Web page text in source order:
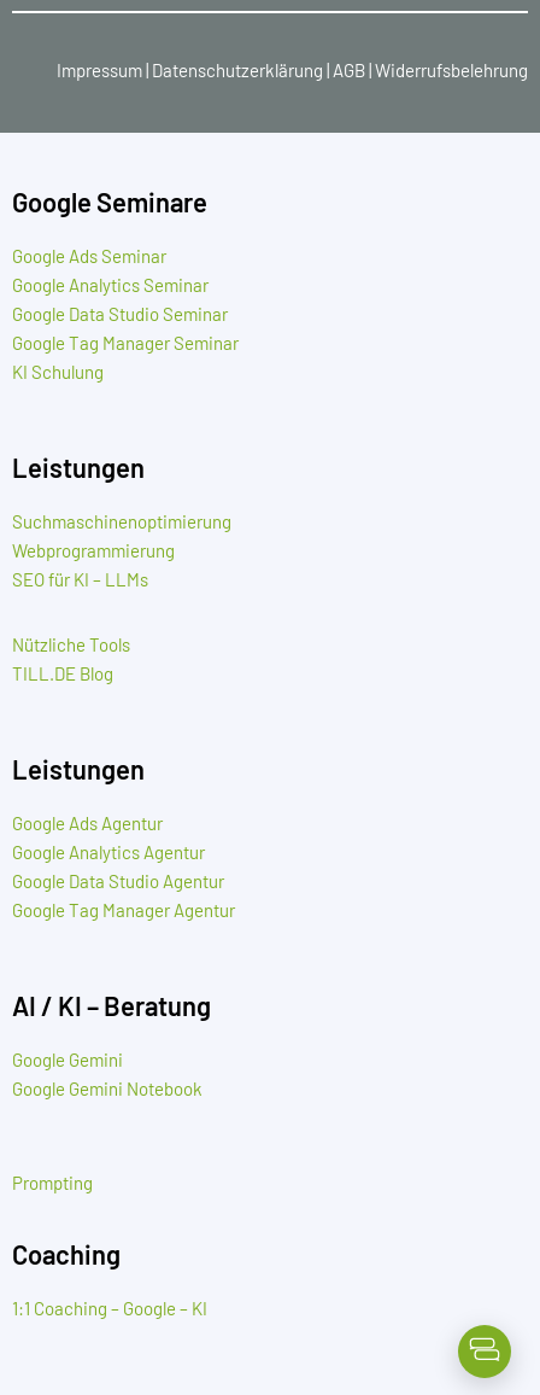
Impressum| Datenschutzerklärung | AGB|Widerrufsbelehrung
Google Seminare
Google Ads Seminar
Google Analytics Seminar
Google Data Studio Seminar
Google Tag Manager Seminar
KI Schulung
Leistungen
Suchmaschinenoptimierung
Webprogrammierung
SEO für KI – LLMs
Nützliche Tools
TILL.DE Blog
Leistungen
Google Ads Agentur
Google Analytics Agentur
Google Data Studio Agentur
Google Tag Manager Agentur
AI / KI – Beratung
Google Gemini
Google Gemini Notebook
Prompting
Coaching
1:1 Coaching – Google – KI